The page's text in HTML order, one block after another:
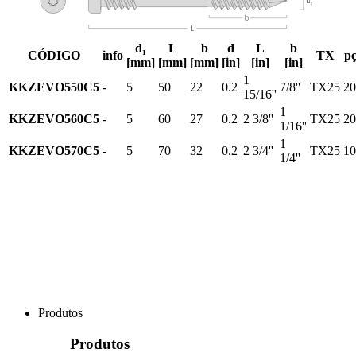
CÓDIGO info
d₁
[mm]
L
[mm]
b
[mm]
d
[in]
L
[in]
b
[in]
TX
KKZEVO550C5 - 5 50 22 0.2
1
15/16''
7/8'' TX25
KKZEVO560C5 - 5 60 27 0.2 2 3/8''
1
1/16''
TX25
KKZEVO570C5 - 5 70 32 0.2 2 3/4''
1
1/4''
TX25
Produtos
Produtos